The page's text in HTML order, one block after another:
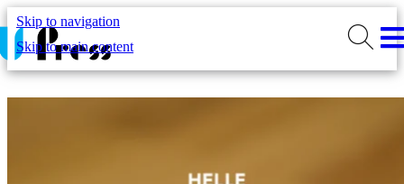
Skip to navigation
Skip to main content